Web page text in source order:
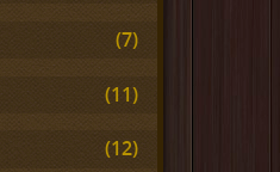
(7)
(11)
(12)